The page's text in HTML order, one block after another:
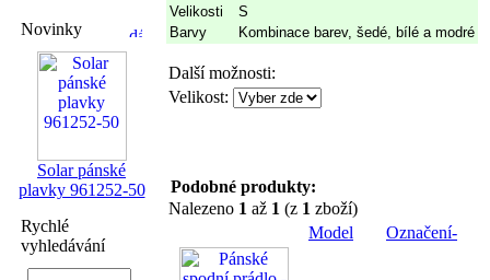
Novinky
Solar pánské
plavky 961252-50
Rychlé
vyhledávání
Velikosti
S
Barvy
Kombinace barev, šedé, bílé a modré
Další možnosti:
Velikost:
Podobné produkty:
Nalezeno 1 až 1 (z 1 zboží)
Model
Označení-